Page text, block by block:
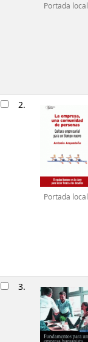
Portada local
2.
Portada local
3.